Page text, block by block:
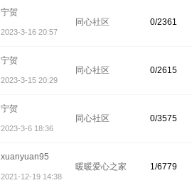
宁贺
2023-3-16 20:57
同心社区 0/2361
宁贺
2023-3-15 20:29
同心社区 0/2615
宁贺
2023-3-6 18:36
同心社区 0/3575
xuanyuan95
2021-12-19 14:38
暖暖爱心之家 1/6779